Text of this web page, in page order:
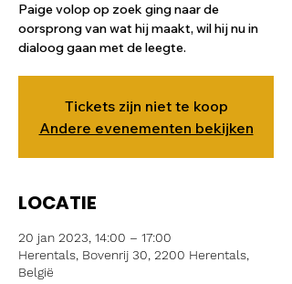
Paige volop op zoek ging naar de
oorsprong van wat hij maakt, wil hij nu in
dialoog gaan met de leegte.
Tickets zijn niet te koop
Andere evenementen bekijken
LOCATIE
20 jan 2023, 14:00 – 17:00
Herentals, Bovenrij 30, 2200 Herentals,
België